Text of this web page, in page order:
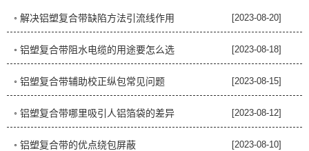
◦ 解决铝塑复合带缺陷方法引流线作用 [2023-08-20]
◦ 铝塑复合带阻水电缆的用途要怎么选 [2023-08-18]
◦ 铝塑复合带辅助校正纵包常见问题 [2023-08-15]
◦ 铝塑复合带哪里吸引人铝箔袋的差异 [2023-08-12]
◦ 铝塑复合带的优点绕包屏蔽 [2023-08-10]